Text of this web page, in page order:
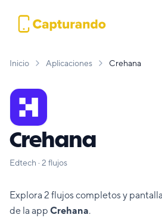
Inicio Aplicaciones Crehana
Crehana
Edtech · 2 flujos
Explora 2 flujos completos y
de la app Crehana.